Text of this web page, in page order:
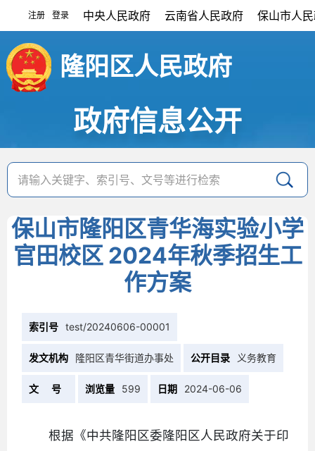
注册 登录 中央人民政府 云南省人民政府 保山市人
隆阳区人民政府
政府信息公开
保山市隆阳区青华海实验小学
官田校区 2024年秋季招生工
作方案
索引号 test/20240606-00001
发文机构 隆阳区青华街道办事处 公开目录 义务教育
文 号 浏览量 599 日期 2024-06-06
根据《中共隆阳区委隆阳区人民政府关于印